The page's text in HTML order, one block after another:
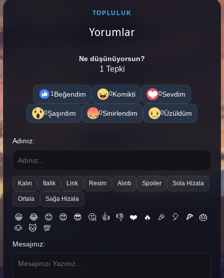
TOPLULUK
Yorumlar
Ne düşünüyorsun?
1 Tepki
1Beğendim 0Komikti 0Sevdim
0Şaşırdım 0Sinirlendim 0Üzüldüm
Adınız:
Kalın İtalik Link Resim Alıntı Spoiler Sola Hizala
Ortala Sağa Hizala
😀 😂 😊 😍 😎 🤔 👍 👎 ❤️ 🔥 🎉 🎈 🍕
🎂
🐶
🐱 💯
Mesajınız: